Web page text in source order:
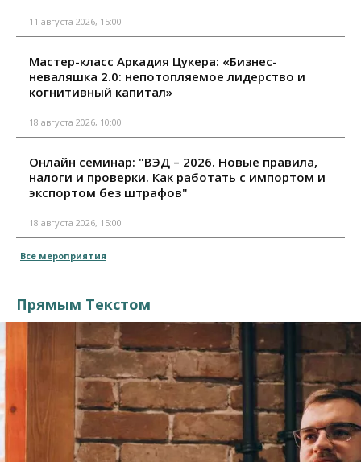
11 августа 2026, 15:00
Мастер-класс Аркадия Цукера: «Бизнес-
неваляшка 2.0: непотопляемое лидерство и
когнитивный капитал»
18 августа 2026, 10:00
Онлайн семинар: "ВЭД – 2026. Новые правила,
налоги и проверки. Как работать с импортом и
экспортом без штрафов"
18 августа 2026, 15:00
Все мероприятия
Прямым Текстом